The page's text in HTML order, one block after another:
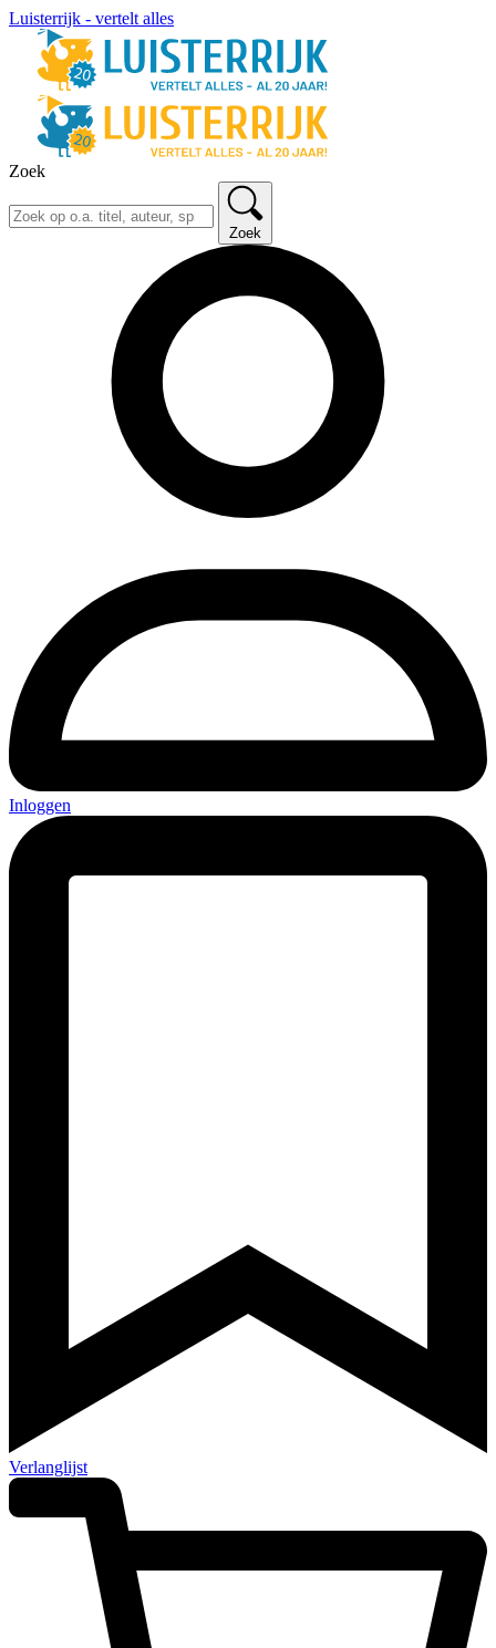
Luisterrijk - vertelt alles
Zoek
Zoek
Inloggen
Verlanglijst